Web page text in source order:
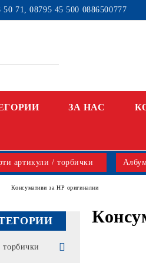
50 71, 08795 45 500 0886500777
ЗА НАС
артикули / торбички
Консумативи за HP оригинални